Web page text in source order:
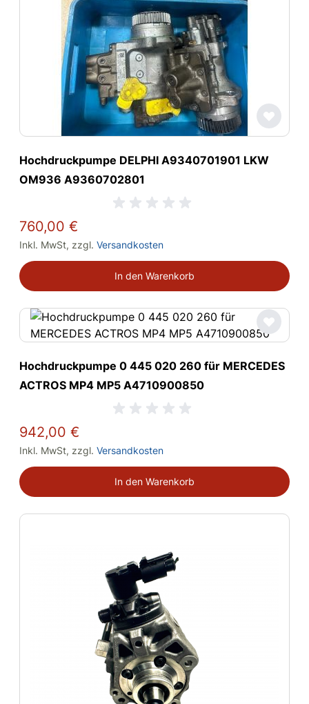
Hochdruckpumpe DELPHI A9340701901 LKW
OM936 A9360702801
760,00 €
Inkl. MwSt, zzgl. Versandkosten
In den Warenkorb
Hochdruckpumpe 0 445 020 260 für MERCEDES
ACTROS MP4 MP5 A4710900850
942,00 €
Inkl. MwSt, zzgl. Versandkosten
In den Warenkorb